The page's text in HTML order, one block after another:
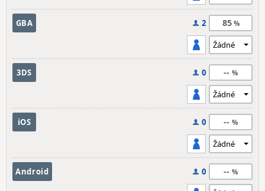
GBA 2 85
3DS 0 --
iOS 0 --
Android 0 --